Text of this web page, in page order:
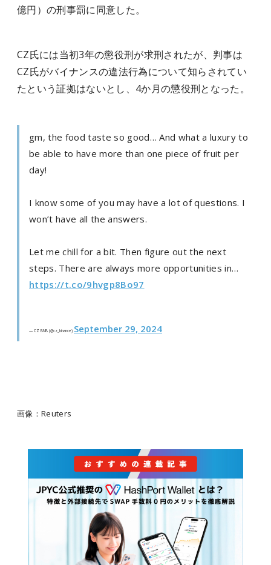
億円）の刑事罰に同意した。
CZ氏には当初3年の懲役刑が求刑されたが、判事は
CZ氏がバイナンスの違法行為について知らされてい
たという証拠はないとし、4か月の懲役刑となった。
gm, the food taste so good… And what a luxury to
be able to have more than one piece of fruit per
day!
I know some of you may have a lot of questions. I
won’t have all the answers.
Let me chill for a bit. Then figure out the next
steps. There are always more opportunities in…
https://t.co/9hvgp8Bo97
— CZ BNB (@cz_binance) September 29, 2024
画像：Reuters